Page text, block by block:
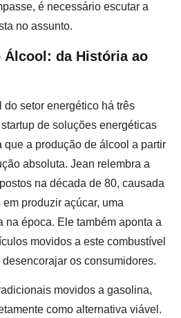
é necessário escutar a
no assunto.
Álcool: da História ao
setor energético há três
de soluções energéticas
que a produção de álcool a partir
absoluta. Jean relembra a
na década de 80, causada
produzir açúcar, uma
na época. Ele também aponta a
movidos a este combustível
os consumidores.
movidos a gasolina,
como alternativa viável.